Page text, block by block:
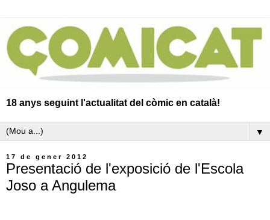
18 anys seguint l'actualitat del còmic en català!
▼
17 de gener 2012
Presentació de l'exposició de l'Escola
Joso a Angulema